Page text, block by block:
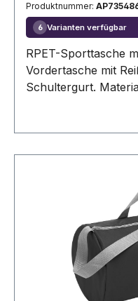
Produktnummer:
6 Varianten verfügbar
RPET-Sporttasche
Vordertasche mit
Schultergurt.